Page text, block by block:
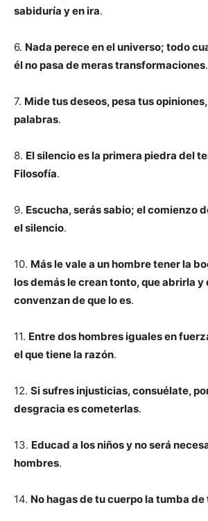
sabiduría y en ira.
6. Nada perece en el universo; todo
él no pasa de meras transformaciones.
7. Mide tus deseos, pesa tus
palabras.
8. El silencio es la primera piedra del
Filosofía.
9. Escucha, serás sabio; el comienzo
el silencio.
10. Más le vale a un hombre tener la
los demás le crean tonto, que abrirla y
convenzan de que lo es.
11. Entre dos hombres iguales en
el que tiene la razón.
12. Si sufres injusticias, consuélate,
desgracia es cometerlas.
13. Educad a los niños y no será
hombres.
14. No hagas de tu cuerpo la tumba de